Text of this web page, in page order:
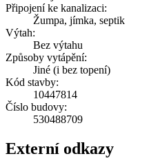
Připojení ke kanalizaci:
Žumpa, jímka, septik
Výtah:
Bez výtahu
Způsoby vytápění:
Jiné (i bez topení)
Kód stavby:
10447814
Číslo budovy:
530488709
Externí odkazy